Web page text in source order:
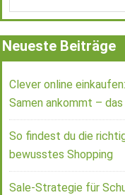
Neueste Beiträge
Clever online
Samen ankommt –
So findest du die
bewusstes Shopping
Sale-Strategie für